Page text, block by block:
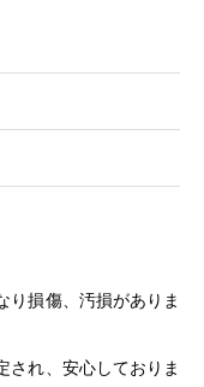
り損傷、汚損がありま
され、安心しておりま